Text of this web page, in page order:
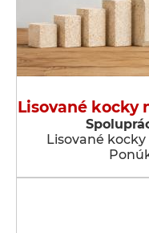
Lisované kocky
Lisované